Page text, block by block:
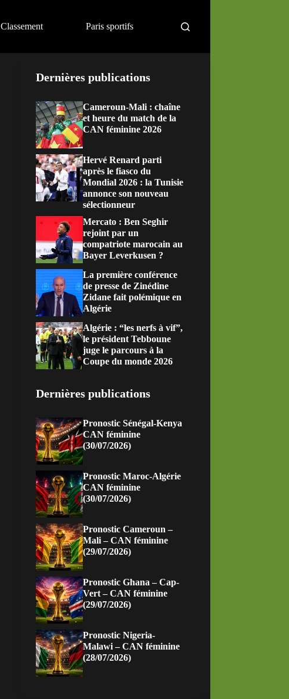
Classement Paris sportifs
Dernières publications
Cameroun-Mali : chaîne
et heure du match de la
CAN féminine 2026
Hervé Renard parti
après le fiasco du
Mondial 2026 : la Tunisie
annonce son nouveau
sélectionneur
Mercato : Ben Seghir
rejoint par un
compatriote marocain au
Bayer Leverkusen ?
La première conférence
de presse de Zinédine
Zidane fait polémique en
Algérie
Algérie : “les nerfs à vif”,
le président Tebboune
juge le parcours à la
Coupe du monde 2026
Dernières publications
Pronostic Sénégal-Kenya
CAN féminine
(30/07/2026)
Pronostic Maroc-Algérie
CAN féminine
(30/07/2026)
Pronostic Cameroun –
Mali – CAN féminine
(29/07/2026)
Pronostic Ghana – Cap-
Vert – CAN féminine
(29/07/2026)
Pronostic Nigeria-
Malawi – CAN féminine
(28/07/2026)